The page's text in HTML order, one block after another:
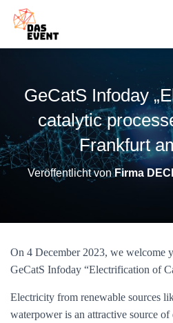
GeCatS Infoday
catalytic
Frankfurt
Veröffentlicht vonFirma
On 4 December 2023, we welcome
GeCatS Infoday “Electrification of
Electricity from renewable sources
waterpower is an attractive source